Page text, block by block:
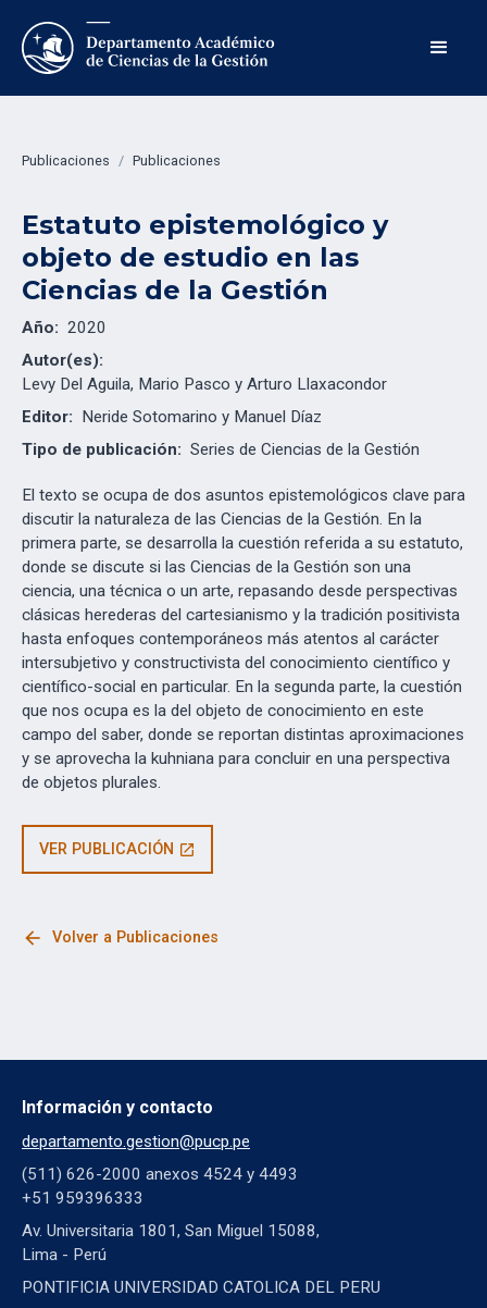
Publicaciones / Publicaciones
Estatuto epistemológico y
objeto de estudio en las
Ciencias de la Gestión
Año: 2020
Autor(es):
Levy Del Aguila, Mario Pasco y Arturo Llaxacondor
Editor: Neride Sotomarino y Manuel Díaz
Tipo de publicación: Series de Ciencias de la Gestión
El texto se ocupa de dos asuntos epistemológicos clave para
discutir la naturaleza de las Ciencias de la Gestión. En la
primera parte, se desarrolla la cuestión referida a su estatuto,
donde se discute si las Ciencias de la Gestión son una
ciencia, una técnica o un arte, repasando desde perspectivas
clásicas herederas del cartesianismo y la tradición positivista
hasta enfoques contemporáneos más atentos al carácter
intersubjetivo y constructivista del conocimiento científico y
científico-social en particular. En la segunda parte, la cuestión
que nos ocupa es la del objeto de conocimiento en este
campo del saber, donde se reportan distintas aproximaciones
y se aprovecha la kuhniana para concluir en una perspectiva
de objetos plurales.
VER PUBLICACIÓN open_in_new
arrow_back Volver a Publicaciones
Información y contacto
departamento.gestion@pucp.pe
(511) 626-2000 anexos 4524 y 4493
+51 959396333
Av. Universitaria 1801, San Miguel 15088,
Lima - Perú
PONTIFICIA UNIVERSIDAD CATOLICA DEL PERU